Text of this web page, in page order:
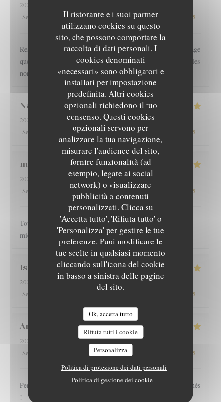
Il ristorante e i suoi partner
utilizzano cookies su questo
sito, che possono comportare la
raccolta di dati personali. I
cookies denominati
«necessari» sono obbligatori e
installati per impostazione
predefinita. Altri cookies
opzionali richiedono il tuo
consenso. Questi cookies
opzionali servono per
analizzare la tua navigazione,
misurare l'audience del sito,
fornire funzionalità (ad
esempio, legate ai social
network) o visualizzare
pubblicità o contenuti
personalizzati. Clicca su
'Accetta tutto', 'Rifiuta tutto' o
'Personalizza' per gestire le tue
preferenze. Puoi modificare le
tue scelte in qualsiasi momento
cliccando sull'icona del cookie
in basso a sinistra delle pagine
del sito.
Ok, accetta tutto
Rifiuta tutti i cookie
Personalizza
Politica di protezione dei dati personali
Politica di gestione dei cookie
2026-08-01
Servizio
Atmosfera:3/5 Cucina: 5 /5 Qualità / Prezzo /5
Restaurant l épicurien est pour nous une valeur sûre... Dommage
que les clients soient autorisés à fumer en terrasse, perturbant les
non fumeurs Pas de mauvaise surprise
Nathan
2026-08-01
- 19:30 - Ospiti 2
Servizio
Atmosfera:4/5 Cucina: 5/5 Qualità / Prezzo /5
martine
2026-08-01
- 20:00 - Ospiti 2
Servizio
Atmosfera: 5/5 Cucina:5/5 Qualità / Prezzo /5
Toujours très bien servi et un régal pour les papilles il y a pas
mieux sur Grenoble rapport qualité-prix
Isabelle G
2026-08-01
Servizio
/5
Arnaud
2026-07-30
- 19:30 - Ospiti 2
Servizio
: 5/5 Cucina: /5 /5
Personnel très sympathique, large choix, plats copieux et raffinés
!
L'EPICURIEN